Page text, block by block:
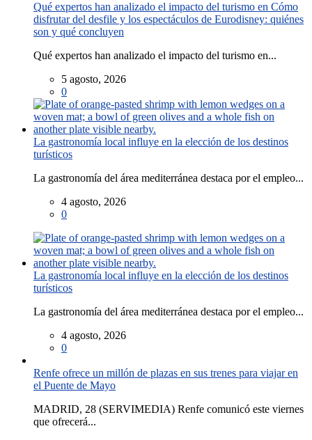
Qué expertos han analizado el impacto del turismo en Cómo
disfrutar del desfile y los espectáculos de Eurodisney: quiénes
son y qué concluyen
Qué expertos han analizado el impacto del turismo en...
5 agosto, 2026
0
La gastronomía local influye en la elección de los destinos
turísticos
La gastronomía del área mediterránea destaca por el empleo...
4 agosto, 2026
0
La gastronomía local influye en la elección de los destinos
turísticos
La gastronomía del área mediterránea destaca por el empleo...
4 agosto, 2026
0
Renfe ofrece un millón de plazas en sus trenes para viajar en
el Puente de Mayo
MADRID, 28 (SERVIMEDIA) Renfe comunicó este viernes
que ofrecerá...